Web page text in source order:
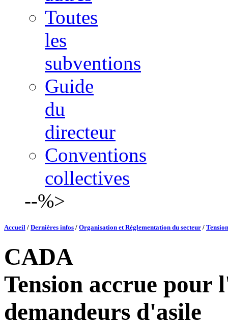
Toutes
les
subventions
Guide
du
directeur
Conventions
collectives
--%>
Accueil / Dernières infos / Organisation et Réglementation du secteur /
CADA
Tension accrue pour
demandeurs d'asile